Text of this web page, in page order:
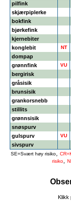
pilfink
skjærpiplerke
bokfink
bjørkefink
kjernebiter
konglebit
NT
dompap
grønnfink
VU
bergirisk
gråsisik
brunsisik
grankorsnebb
stillits
grønnsisik
snøspurv
gulspurv
VU
sivspurv
SE=Svært høy risiko,
risiko,
Klikk